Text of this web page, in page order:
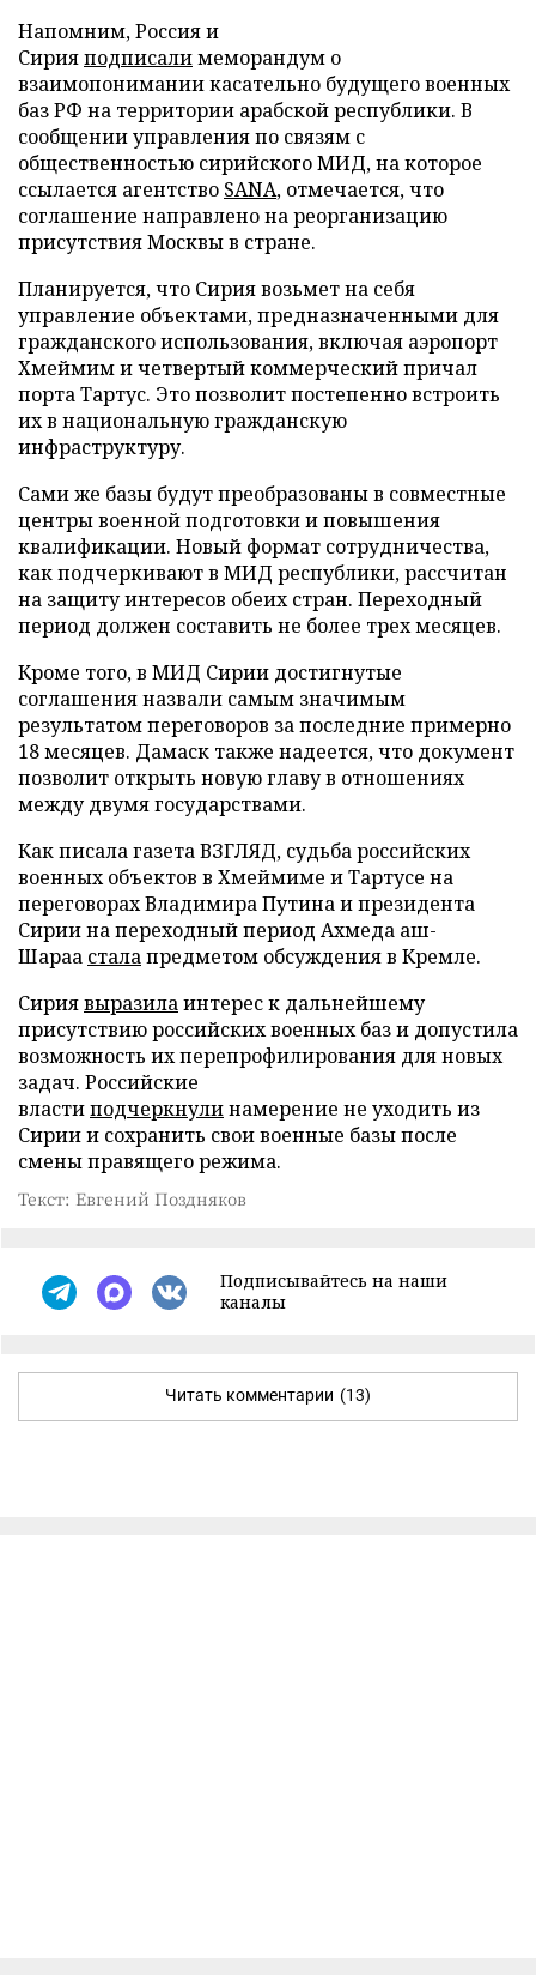
Напомним, Россия и
Сирияподписалимеморандум о
взаимопонимании касательно будущего военных
баз РФ на территории арабской республики. В
сообщении управления по связям с
общественностью сирийского МИД, на которое
ссылается агентство SANA, отмечается, что
соглашение направлено на реорганизацию
присутствия Москвы в стране.
Планируется, что Сирия возьмет на себя
управление объектами, предназначенными для
гражданского использования, включая аэропорт
Хмеймим и четвертый коммерческий причал
порта Тартус. Это позволит постепенно встроить
их в национальную гражданскую
инфраструктуру.
Сами же базы будут преобразованы в совместные
центры военной подготовки и повышения
квалификации. Новый формат сотрудничества,
как подчеркивают в МИД республики, рассчитан
на защиту интересов обеих стран. Переходный
период должен составить не более трех месяцев.
Кроме того, в МИД Сирии достигнутые
соглашения назвали самым значимым
результатом переговоров за последние примерно
18 месяцев. Дамаск также надеется, что документ
позволит открыть новую главу в отношениях
между двумя государствами.
Как писала газета ВЗГЛЯД, судьба российских
военных объектов в Хмеймиме и Тартусе на
переговорах Владимира Путина и президента
Сирии на переходный период Ахмеда аш-
Шараа сталапредметом обсуждения в Кремле.
Сириявыразилаинтерес к дальнейшему
присутствию российских военных баз и допустила
возможность их перепрофилирования для новых
задач. Российские
властиподчеркнулинамерение не уходить из
Сирии и сохранить свои военные базы после
смены правящего режима.
Текст: Евгений Поздняков
Подписывайтесь на наши
каналы
Читать комментарии (13)